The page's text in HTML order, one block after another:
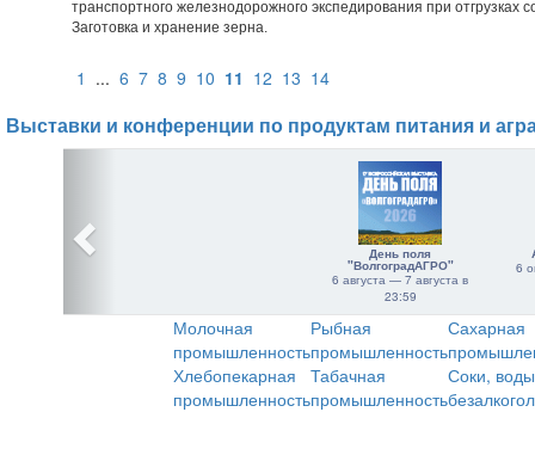
транспортного железнодорожного экспедирования при
Заготовка и хранение зерна.
1 ... 6 7 8 9 10 11 12 13 14
Выставки и конференции по продуктам питания и
День поля
"ВолгоградАГРО"
6 августа — 7 августа в
23:59
6
Молочная
промышленность
Рыбная
промышленность
Сахарная
Хлебопекарная
промышленность
Табачная
промышленность
Соки,